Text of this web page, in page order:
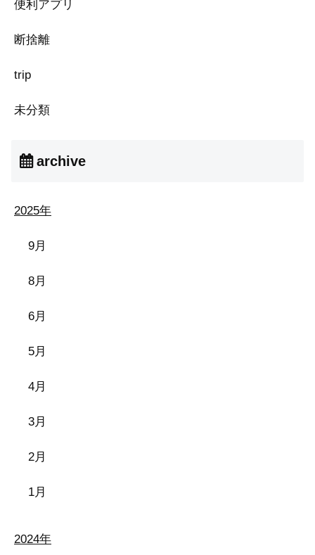
便利アプリ
断捨離
trip
未分類
archive
2025年
9月
8月
6月
5月
4月
3月
2月
1月
2024年